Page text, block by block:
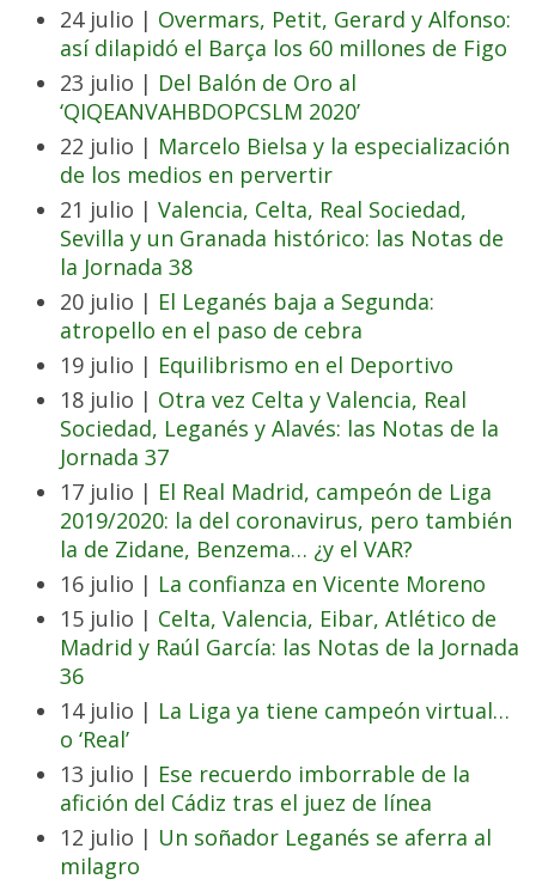
24 julio | Overmars, Petit, Gerard y Alfonso:
así dilapidó el Barça los 60 millones de Figo
23 julio | Del Balón de Oro al
‘QIQEANVAHBDOPCSLM 2020’
22 julio | Marcelo Bielsa y la especialización
de los medios en pervertir
21 julio | Valencia, Celta, Real Sociedad,
Sevilla y un Granada histórico: las Notas de
la Jornada 38
20 julio | El Leganés baja a Segunda:
atropello en el paso de cebra
19 julio | Equilibrismo en el Deportivo
18 julio | Otra vez Celta y Valencia, Real
Sociedad, Leganés y Alavés: las Notas de la
Jornada 37
17 julio | El Real Madrid, campeón de Liga
2019/2020: la del coronavirus, pero también
la de Zidane, Benzema… ¿y el VAR?
16 julio | La confianza en Vicente Moreno
15 julio | Celta, Valencia, Eibar, Atlético de
Madrid y Raúl García: las Notas de la Jornada
36
14 julio | La Liga ya tiene campeón virtual…
o ‘Real’
13 julio | Ese recuerdo imborrable de la
afición del Cádiz tras el juez de línea
12 julio | Un soñador Leganés se aferra al
milagro